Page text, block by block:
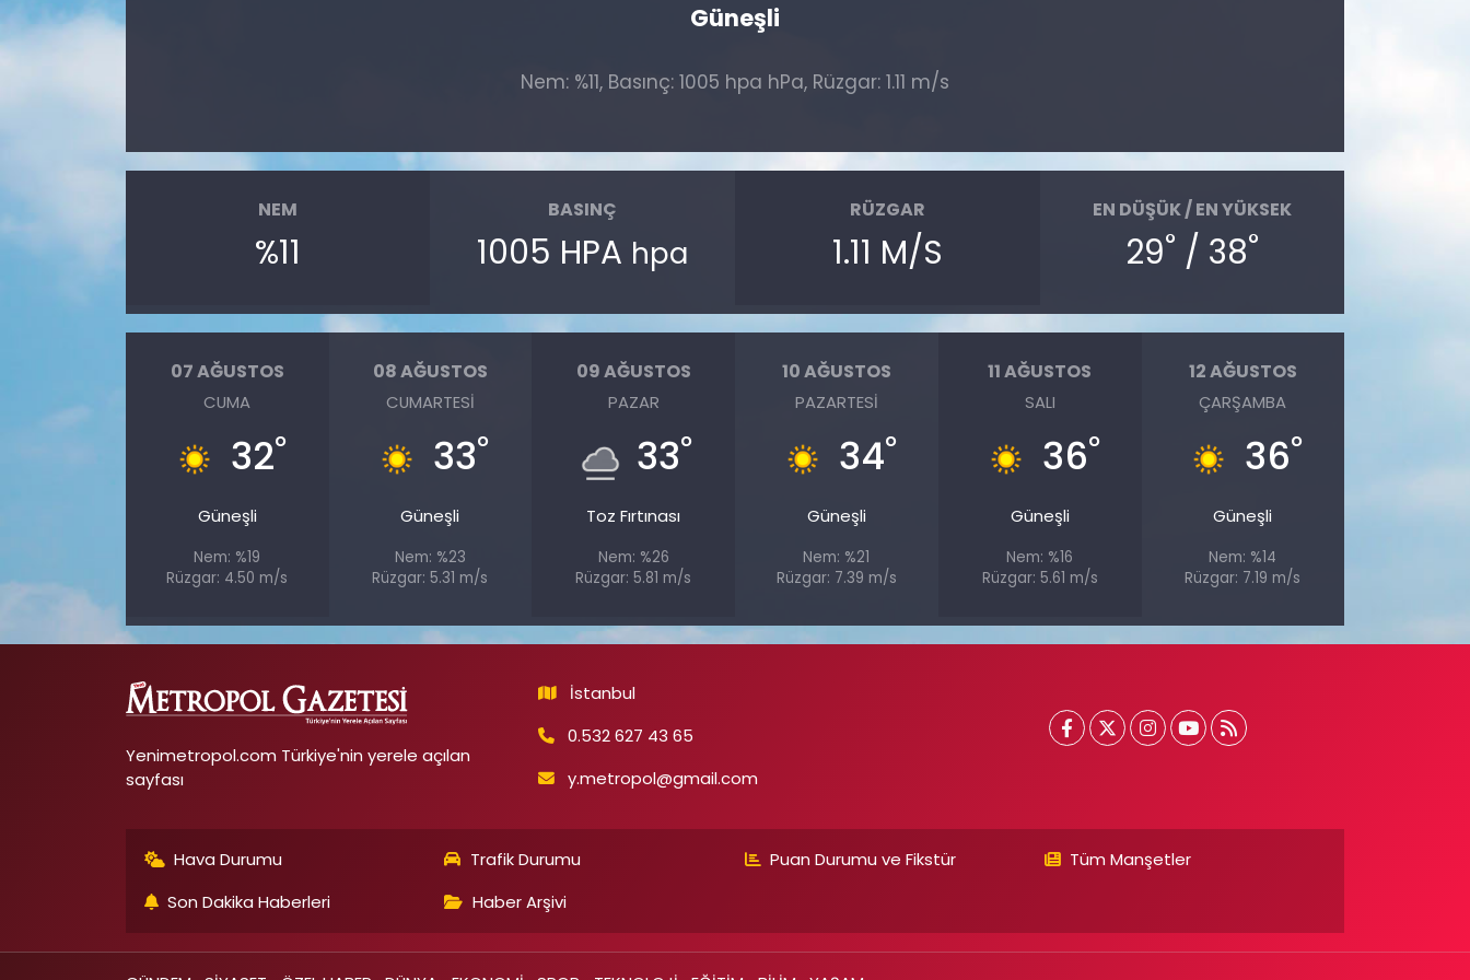
Güneşli
Nem: %11, Basınç: 1005 hpa hPa, Rüzgar: 1.11 m/s
NEM
%11
BASINÇ
1005 HPA hpa
RÜZGAR
1.11 M/S
EN DÜŞÜK / EN YÜKSEK
29° / 38°
07 AĞUSTOS
CUMA
32°
Güneşli
Nem: %19
Rüzgar: 4.50 m/s
08 AĞUSTOS
CUMARTESI
33°
Güneşli
Nem: %23
Rüzgar: 5.31 m/s
09 AĞUSTOS
PAZAR
33°
Toz Fırtınası
Nem: %26
Rüzgar: 5.81 m/s
10 AĞUSTOS
PAZARTESI
34°
Güneşli
Nem: %21
Rüzgar: 7.39 m/s
11 AĞUSTOS
SALI
36°
Güneşli
Nem: %16
Rüzgar: 5.61 m/s
12 AĞUSTOS
ÇARŞAMBA
36°
Güneşli
Nem: %14
Rüzgar: 7.19 m/s
Yenimetropol.com Türkiye'nin yerele açılan
sayfası
İstanbul
0.532 627 43 65
y.metropol@gmail.com
Hava Durumu Trafik Durumu Puan Durumu ve Fikstür
Tüm Manşetler
Son Dakika Haberleri
Haber Arşivi